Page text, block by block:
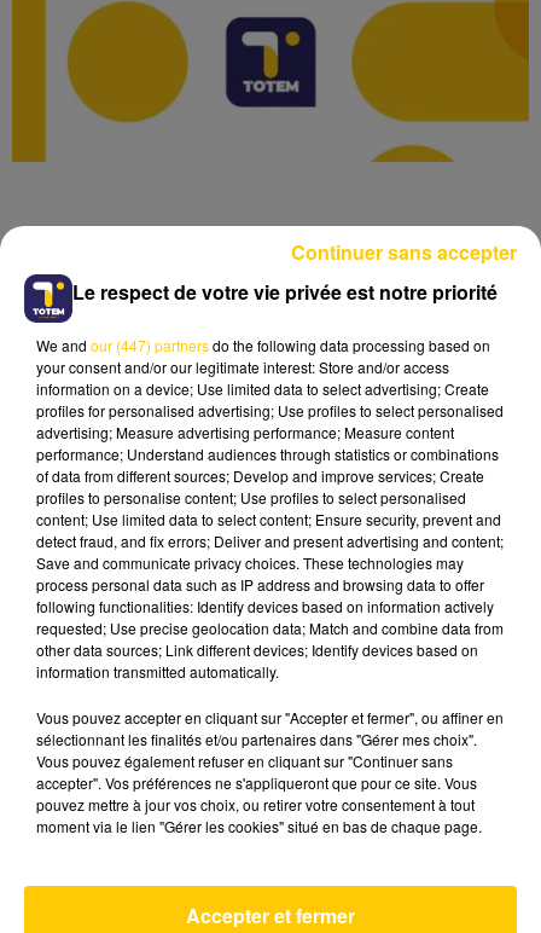
Lecture (2 min 20 sec)
31 juillet 2024 - 2 min 20 sec
POURQUOI LES MOIS DE JUILLET ET
AOÛT ONT TOUS LES DEUX 31 JOURS ?
Tous les jours, Thierry Moreau répond aux
petites et grandes interrogations de l'été que
tout le monde se pose. Des questions
essentielles, existentielles et parfois
complètement absurdes pour apprendre en
s'amusant !
AVEYRON NORD
Le respect de votre vie privée est notre priorité
We and our (447) partnersdo the following data processing based on
your consent and/or our legitimate interest: Store and/or access
information on a device; Use limited data to select advertising; Create
profiles for personalised advertising; Use profiles to select personalised
advertising; Measure advertising performance; Measure content
performance; Understand audiences through statistics or combinations
of data from different sources; Develop and improve services; Create
profiles to personalise content; Use profiles to select personalised
content; Use limited data to select content; Ensure security, prevent and
detect fraud, and fix errors; Deliver and present advertising and content;
Save and communicate privacy choices. These technologies may
process personal data such as IP address and browsing data to offer
following functionalities: Identify devices based on information actively
requested; Use precise geolocation data; Match and combine data from
other data sources; Link different devices; Identify devices based on
information transmitted automatically.
Vous pouvez accepter en cliquant sur "Accepter et fermer", ou affiner en
sélectionnant les finalités et/ou partenaires dans "Gérer mes choix".
Vous pouvez également refuser en cliquant sur "Continuer sans
accepter". Vos préférences ne s'appliqueront que pour ce site. Vous
pouvez mettre à jour vos choix, ou retirer votre consentement à tout
moment via le lien "Gérer les cookies" situé en bas de chaque page.
Accepter et fermer
Continuer sans accepter